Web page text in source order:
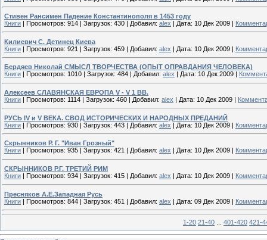
Стивен Рансимен Падение Константинополя в 1453 году
Книги | Просмотров: 914 | Загрузок: 430 | Добавил: alex | Дата: 10 Дек 2009 |
Килиевич С. Детинец Киева
Книги | Просмотров: 921 | Загрузок: 459 | Добавил: alex | Дата: 10 Дек 2009 |
Бердяев Николай СМЫСЛ ТВОРЧЕСТВА (ОПЫТ ОПРАВДАНИЯ ЧЕЛОВЕКА)
Книги
Просмотров: 1010 Загрузок: 484 Добавил: alex Дата: 10 Дек 2009
Алексеев СЛАВЯНСКАЯ ЕВРОПА V - V 1 ВВ.
Книги | Просмотров: 1114 | Загрузок: 460 | Добавил: alex | Дата: 10 Дек 2009 |
РУСЬ IV и V ВЕКА. СВОД ИСТОРИЧЕСКИХ И НАРОДНЫХ ПРЕДАНИЙ
Книги | Просмотров: 930 | Загрузок: 443 | Добавил: alex | Дата: 10 Дек 2009 |
Скрынников Р. Г. "Иван Грозный"
Книги
Просмотров: 935 Загрузок: 421 Добавил: alex Дата: 10 Дек 2009
СКРЫННИКОВ Р.Г. ТРЕТИЙ РИМ
Книги | Просмотров: 934 | Загрузок: 415 | Добавил: alex | Дата: 10 Дек 2009 |
Пресняков А.Е.Западная Русь
Книги | Просмотров: 844 | Загрузок: 451 | Добавил: alex | Дата: 09 Дек 2009 |
1-20 21-40 401-420 421-